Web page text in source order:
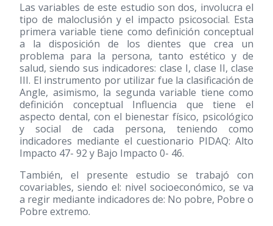
Las variables de este estudio son dos, involucra el
tipo de maloclusión y el impacto psicosocial. Esta
primera variable tiene como definición conceptual
a la disposición de los dientes que crea un
problema para la persona, tanto estético y de
salud, siendo sus indicadores: clase I, clase II, clase
III. El instrumento por utilizar fue la clasificación de
Angle, asimismo, la segunda variable tiene como
definición conceptual Influencia que tiene el
aspecto dental, con el bienestar físico, psicológico
y social de cada persona, teniendo como
indicadores mediante el cuestionario PIDAQ: Alto
Impacto 47- 92 y Bajo Impacto 0- 46.
También, el presente estudio se trabajó con
covariables, siendo el: nivel socioeconómico, se va
a regir mediante indicadores de: No pobre, Pobre o
Pobre extremo.